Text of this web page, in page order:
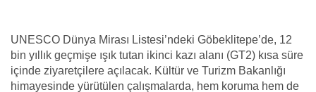
UNESCO Dünya Mirası Listesi’ndeki Göbeklitepe’de, 12
bin yıllık geçmişe ışık tutan ikinci kazı alanı (GT2) kısa süre
içinde ziyaretçilere açılacak. Kültür ve Turizm Bakanlığı
himayesinde yürütülen çalışmalarda, hem koruma hem de